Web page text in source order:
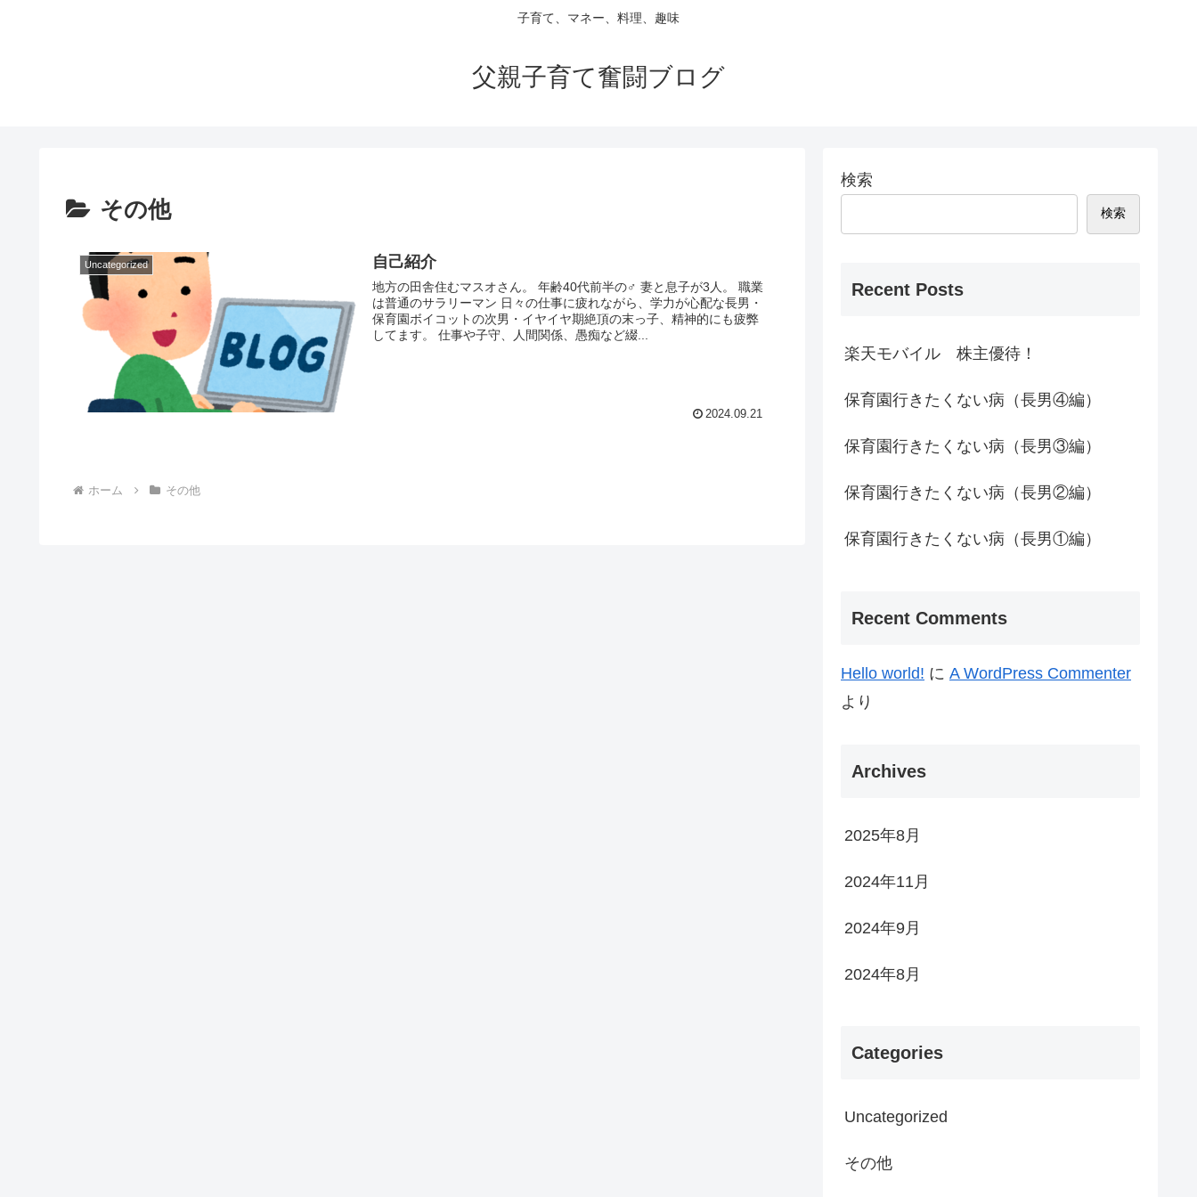
子育て、マネー、料理、趣味
父親子育て奮闘ブログ
その他
Uncategorized 自己紹介
地方の田舎住むマスオさん。 年齢40代前半の♂ 妻と息子が3人。 職業
は普通のサラリーマン 日々の仕事に疲れながら、学力が心配な長男・
保育園ボイコットの次男・イヤイヤ期絶頂の末っ子、精神的にも疲弊
してます。 仕事や子守、人間関係、愚痴など綴...
2024.09.21
ホーム その他
検索
検索
Recent Posts
楽天モバイル 株主優待！
保育園行きたくない病（長男④編）
保育園行きたくない病（長男③編）
保育園行きたくない病（長男②編）
保育園行きたくない病（長男①編）
Recent Comments
Hello world! に A WordPress Commenter
より
Archives
2025年8月
2024年11月
2024年9月
2024年8月
Categories
Uncategorized
その他